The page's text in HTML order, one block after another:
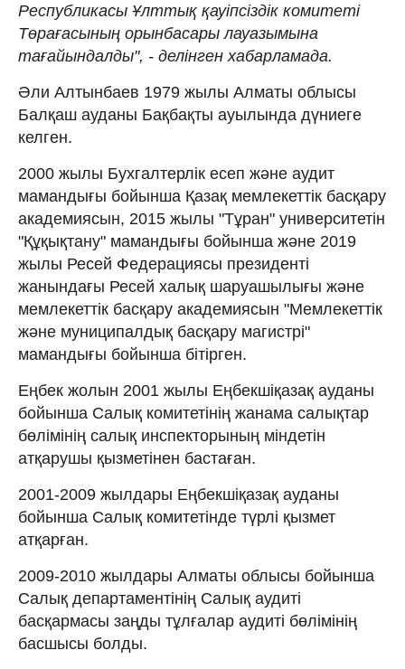
Республикасы Ұлттық қауіпсіздік комитеті
Төрағасының орынбасары лауазымына
тағайындалды", - делінген хабарламада.
Әли Алтынбаев 1979 жылы Алматы облысы
Балқаш ауданы Бақбақты ауылында дүниеге
келген.
2000 жылы Бухгалтерлік есеп және аудит
мамандығы бойынша Қазақ мемлекеттік басқару
академиясын, 2015 жылы "Тұран" университетін
"Құқықтану" мамандығы бойынша және 2019
жылы Ресей Федерациясы президенті
жанындағы Ресей халық шаруашылығы және
мемлекеттік басқару академиясын "Мемлекеттік
және муниципалдық басқару магистрі"
мамандығы бойынша бітірген.
Еңбек жолын 2001 жылы Еңбекшіқазақ ауданы
бойынша Салық комитетінің жанама салықтар
бөлімінің салық инспекторының міндетін
атқарушы қызметінен бастаған.
2001-2009 жылдары Еңбекшіқазақ ауданы
бойынша Салық комитетінде түрлі қызмет
атқарған.
2009-2010 жылдары Алматы облысы бойынша
Салық департаментінің Салық аудиті
басқармасы заңды тұлғалар аудиті бөлімінің
басшысы болды.